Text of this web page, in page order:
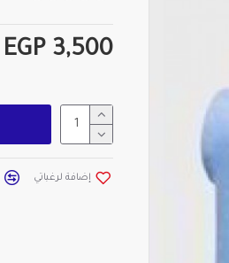
EGP 3,500
إضافة لرغباتي